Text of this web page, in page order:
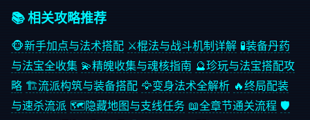
📚 相关攻略推荐
🐵新手加点与法术搭配 ⚔️棍法与战斗机制详解 🧪装备丹药
与法宝全收集 💫精魄收集与魂核指南 🔮珍玩与法宝搭配攻
略 🏗️流派构筑与装备搭配 🦅变身法术全解析 🔥终局配装
与速杀流派 🗺️隐藏地图与支线任务 📖全章节通关流程 🛡️